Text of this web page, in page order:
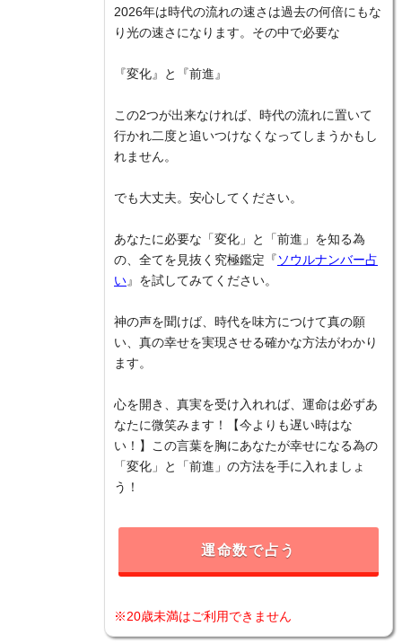
2026年は時代の流れの速さは過去の何倍にもな
り光の速さになります。その中で必要な
『変化』と『前進』
この2つが出来なければ、時代の流れに置いて
行かれ二度と追いつけなくなってしまうかもし
れません。
でも大丈夫。安心してください。
あなたに必要な「変化」と「前進」を知る為
の、全てを見抜く究極鑑定『 ソウルナンバー占
い 』を試してみてください。
神の声を聞けば、時代を味方につけて真の願
い、真の幸せを実現させる確かな方法がわかり
ます。
心を開き、真実を受け入れれば、運命は必ずあ
なたに微笑みます！【今よりも遅い時はな
い！】この言葉を胸にあなたが幸せになる為の
「変化」と「前進」の方法を手に入れましょ
う！
運命数で占う
※20歳未満はご利用できません